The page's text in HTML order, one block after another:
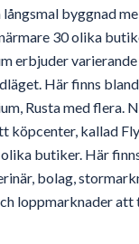
byggnad
30 olika
erbjuder
Här finns
Rusta med flera.
köpcenter, kallad
butiker. Här
bolag,
loppmarknader att